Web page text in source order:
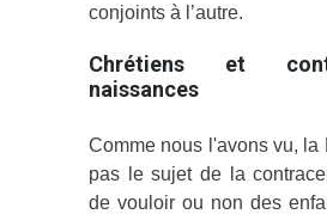
conjoints à l’autre.
Chrétiens et
naissances
Comme nous l'avons vu, la
pas le sujet de la
de vouloir ou non des